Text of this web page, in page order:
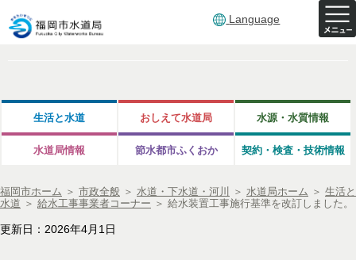
Language
生活と水道 おしえて水道局 水源・水質情報
水道局情報 節水都市ふくおか 契約・検査・技術情報
福岡市ホーム ＞ 市政全般 ＞ 水道・下水道・河川 ＞ 水道局ホーム ＞ 生活と
水道 ＞ 給水工事事業者コーナー ＞ 給水装置工事施行基準を改訂しました。
更新日：2026年4月1日